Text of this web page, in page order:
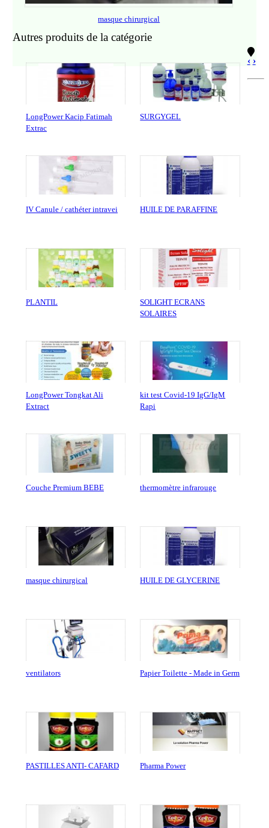
masque chirurgical
Autres produits de la catégorie
LongPower Kacip Fatimah
Extrac
SURGYGEL
IV Canule / cathéter intravei HUILE DE PARAFFINE
PLANTIL
SOLIGHT ECRANS
SOLAIRES
LongPower Tongkat Ali
Extract
kit test Covid-19 IgG/IgM
Rapi
Couche Premium BEBE thermomètre infrarouge
masque chirurgical HUILE DE GLYCERINE
ventilators Papier Toilette - Made in Germ
PASTILLES ANTI- CAFARD Pharma Power
‹ ›